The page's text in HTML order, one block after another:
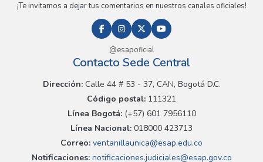
¡Te invitamos a dejar tus comentarios en nuestros canales oficiales!
@esapoficial
Contacto Sede Central
Dirección:Calle 44 # 53 - 37, CAN, Bogotá D.C.
Código postal: 111321
Línea Bogotá:(+57) 601 7956110
Línea Nacional: 018000 423713
Correo: ventanillaunica@esap.edu.co
Notificaciones:notificaciones.judiciales@esap.gov.co